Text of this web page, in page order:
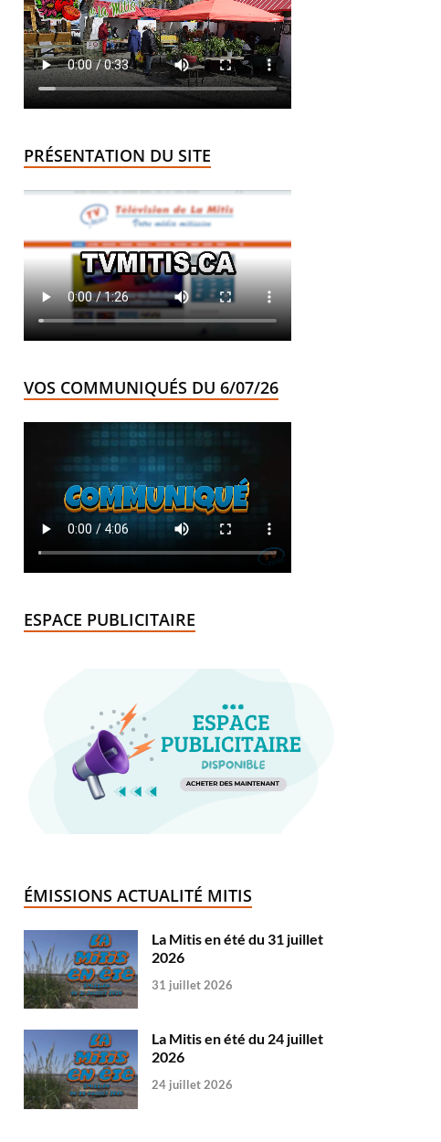
PRÉSENTATION DU SITE
VOS COMMUNIQUÉS DU 6/07/26
ESPACE PUBLICITAIRE
ÉMISSIONS ACTUALITÉ MITIS
La Mitis en été du 31 juillet
2026
31 juillet 2026
La Mitis en été du 24 juillet
2026
24 juillet 2026